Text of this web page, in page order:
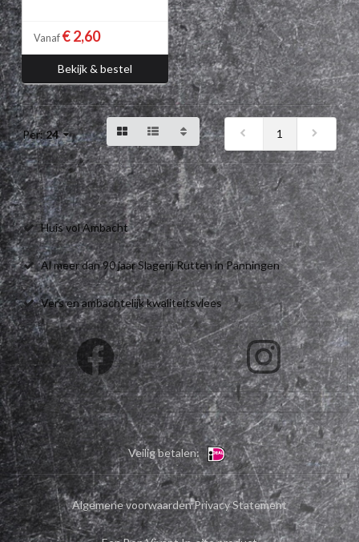
Vanaf € 2,60
Bekijk & bestel
Per:24 1
Huis vol Ambacht
Al meer dan 90 jaar Slagerij Rutten in Panningen
Vers en ambachtelijk kwaliteitsvlees
Veilig betalen:
Algemene voorwaardenPrivacy Statement